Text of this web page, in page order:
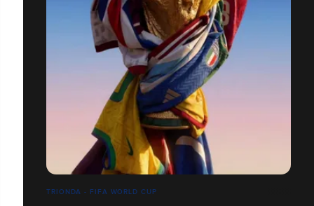
TRIONDA - FIFA WORLD CUP